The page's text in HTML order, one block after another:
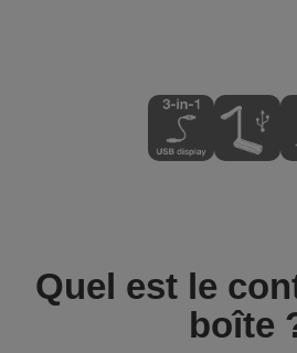
Quel est le
boîte